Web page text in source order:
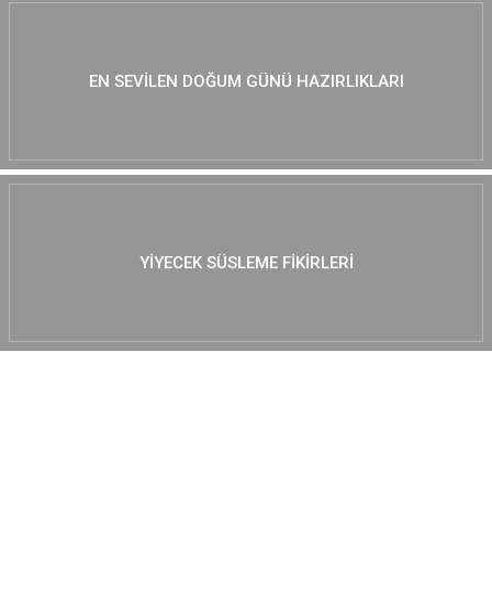
EN SEVILEN DOĞUM GÜNÜ HAZIRLIKLARI
YIYECEK SÜSLEME FIKIRLERI